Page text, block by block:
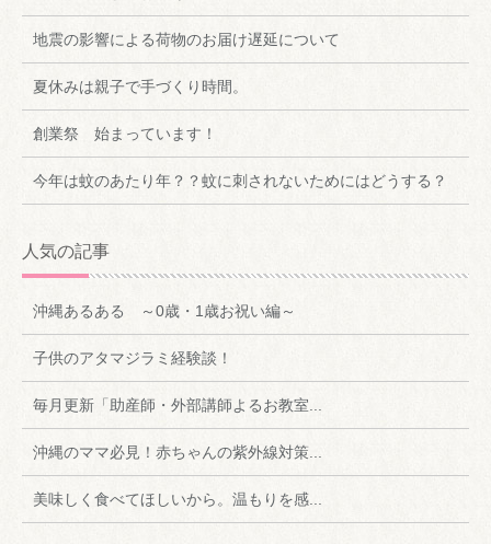
地震の影響による荷物のお届け遅延について
夏休みは親子で手づくり時間。
創業祭 始まっています！
今年は蚊のあたり年？？蚊に刺されないためにはどうする？
人気の記事
沖縄あるある ～0歳・1歳お祝い編～
子供のアタマジラミ経験談！
毎月更新「助産師・外部講師よるお教室...
沖縄のママ必見！赤ちゃんの紫外線対策...
美味しく食べてほしいから。温もりを感...